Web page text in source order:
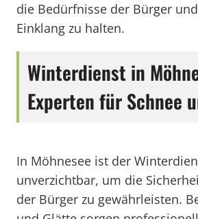
die Bedürfnisse der Bürger
Einklang zu halten.
Winterdienst in
Experten für Schnee
In Möhnesee ist der
unverzichtbar, um die
der Bürger zu gewährleisten.